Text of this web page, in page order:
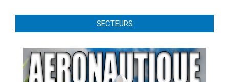
SECTEURS